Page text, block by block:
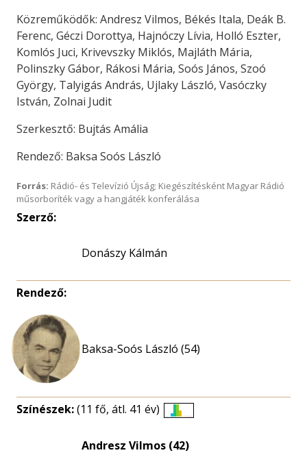
Közreműködők: Andresz Vilmos, Békés Itala, Deák B.
Ferenc, Géczi Dorottya, Hajnóczy Lívia, Holló Eszter,
Komlós Juci, Krivevszky Miklós, Majláth Mária,
Polinszky Gábor, Rákosi Mária, Soós János, Szoó
György, Talyigás András, Ujlaky László, Vasóczky
István, Zolnai Judit
Szerkesztő: Bujtás Amália
Rendező: Baksa Soós László
Forrás: Rádió- és Televízió Újság; Kiegészítésként Magyar Rádió
műsorboríték vagy a hangjáték konferálása
Szerző:
Donászy Kálmán
Rendező:
Baksa-Soós László (54)
Színészek:(11 fő, átl. 41 év)
eloszlás
Andresz Vilmos (42)